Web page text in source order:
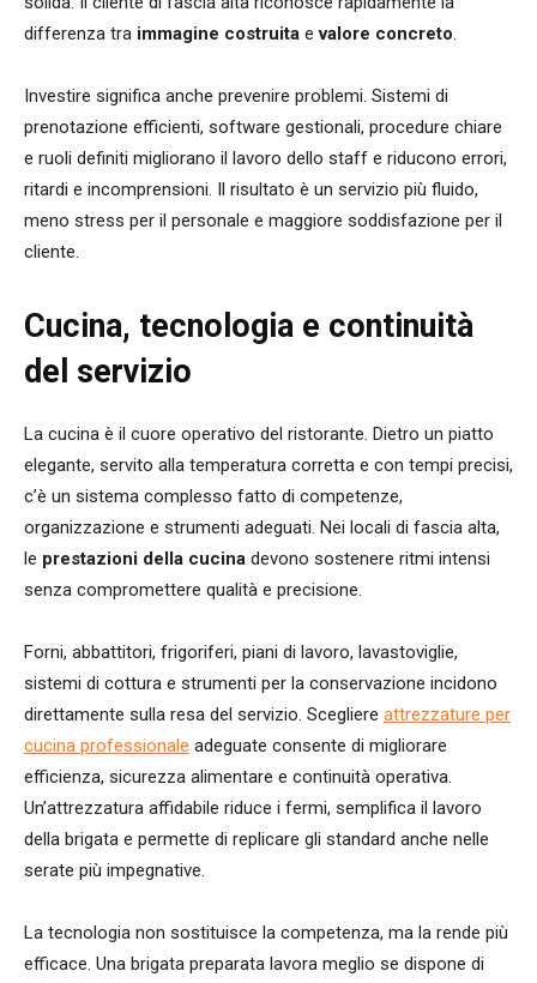
differenza tra immagine costruita evalore concreto.
Investire significa anche prevenire problemi. Sistemi di
prenotazione efficienti, software gestionali, procedure chiare
e ruoli definiti migliorano il lavoro dello staff e riducono errori,
ritardi e incomprensioni. Il risultato è un servizio più fluido,
meno stress per il personale e maggiore soddisfazione per il
cliente.
Cucina, tecnologia e continuità
del servizio
La cucina è il cuore operativo del ristorante. Dietro un piatto
elegante, servito alla temperatura corretta e con tempi precisi,
c’è un sistema complesso fatto di competenze,
organizzazione e strumenti adeguati. Nei locali di fascia alta,
le prestazioni della cucina devono sostenere ritmi intensi
senza compromettere qualità e precisione.
Forni, abbattitori, frigoriferi, piani di lavoro, lavastoviglie,
sistemi di cottura e strumenti per la conservazione incidono
direttamente sulla resa del servizio. Scegliere attrezzature per
cucina professionale adeguate consente di migliorare
efficienza, sicurezza alimentare e continuità operativa.
Un’attrezzatura affidabile riduce i fermi, semplifica il lavoro
della brigata e permette di replicare gli standard anche nelle
serate più impegnative.
La tecnologia non sostituisce la competenza, ma la rende più
efficace. Una brigata preparata lavora meglio se dispone di